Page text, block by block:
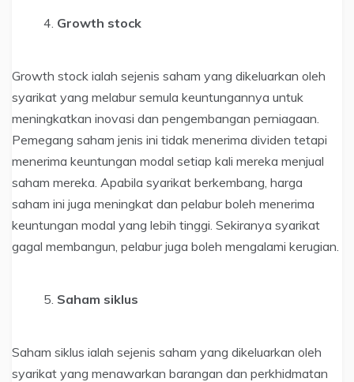
Growth stock
Growth stock ialah sejenis saham yang dikeluarkan oleh
syarikat yang melabur semula keuntungannya untuk
meningkatkan inovasi dan pengembangan perniagaan.
Pemegang saham jenis ini tidak menerima dividen tetapi
menerima keuntungan modal setiap kali mereka menjual
saham mereka. Apabila syarikat berkembang, harga
saham ini juga meningkat dan pelabur boleh menerima
keuntungan modal yang lebih tinggi. Sekiranya syarikat
gagal membangun, pelabur juga boleh mengalami kerugian.
Saham siklus
Saham siklus ialah sejenis saham yang dikeluarkan oleh
syarikat yang menawarkan barangan dan perkhidmatan